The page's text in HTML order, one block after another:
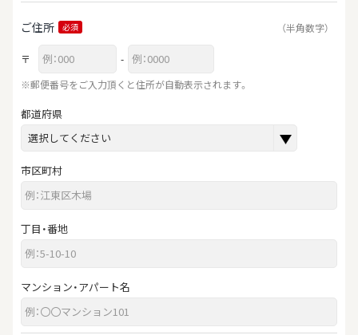
ご住所 必須 （半角数字）
〒
-
※郵便番号をご入力頂くと住所が自動表示されます。
都道府県
市区町村
丁目・番地
マンション・アパート名